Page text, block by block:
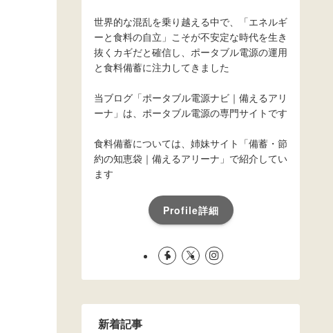
世界的な混乱を乗り越える中で、「エネルギ
ーと食料の自立」こそが不安定な時代を生き
抜くカギだと確信し、ポータブル電源の運用
と食料備蓄に注力してきました
当ブログ「ポータブル電源ナビ｜備えるアリ
ーナ」は、ポータブル電源の専門サイトです
食料備蓄については、姉妹サイト「備蓄・節
約の知恵袋｜備えるアリーナ」で紹介してい
ます
Profile詳細
新着記事